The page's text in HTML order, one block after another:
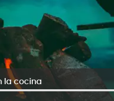
la cocina